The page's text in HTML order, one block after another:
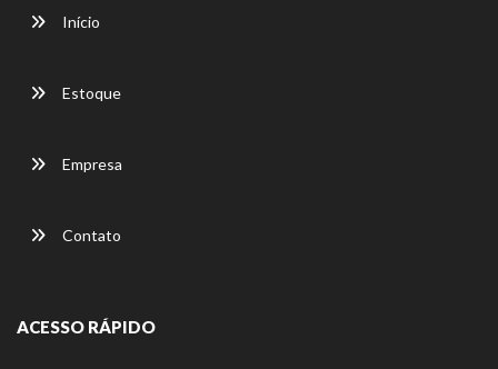
Início
Estoque
Empresa
Contato
ACESSO RÁPIDO